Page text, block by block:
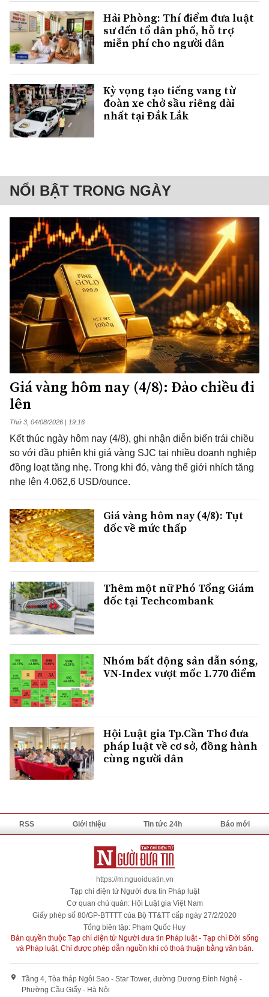
Hải Phòng: Thí điểm đưa luật
sư đến tổ dân phố, hỗ trợ
miễn phí cho người dân
Kỳ vọng tạo tiếng vang từ
đoàn xe chở sầu riêng dài
nhất tại Đắk Lắk
NỔI BẬT TRONG NGÀY
Giá vàng hôm nay (4/8): Đảo chiều đi
lên
Thứ 3, 04/08/2026 | 19:16
Kết thúc ngày hôm nay (4/8), ghi nhận diễn biến trái chiều
so với đầu phiên khi giá vàng SJC tại nhiều doanh nghiệp
đồng loạt tăng nhẹ. Trong khi đó, vàng thế giới nhích tăng
nhẹ lên 4.062,6 USD/ounce.
Giá vàng hôm nay (4/8): Tụt
dốc về mức thấp
Thêm một nữ Phó Tổng Giám
đốc tại Techcombank
Nhóm bất động sản dẫn sóng,
VN-Index vượt mốc 1.770 điểm
Hội Luật gia Tp.Cần Thơ đưa
pháp luật về cơ sở, đồng hành
cùng người dân
RSS Giới thiệu Tin tức 24h Báo mới
https://m.nguoiduatin.vn
Tạp chí điện tử Người đưa tin Pháp luật
Cơ quan chủ quản: Hội Luật gia Việt Nam
Giấy phép số 80/GP-BTTTT của Bộ TT&TT cấp ngày 27/2/2020
Tổng biên tập: Phạm Quốc Huy
Bản quyền thuộc Tạp chí điện tử Người đưa tin Pháp luật - Tạp chí Đời sống
và Pháp luật. Chỉ được phép dẫn nguồn khi có thoả thuận bằng văn bản.
Tầng 4, Tòa tháp Ngôi Sao - Star Tower, đường Dương Đình Nghệ -
Phường Cầu Giấy - Hà Nội